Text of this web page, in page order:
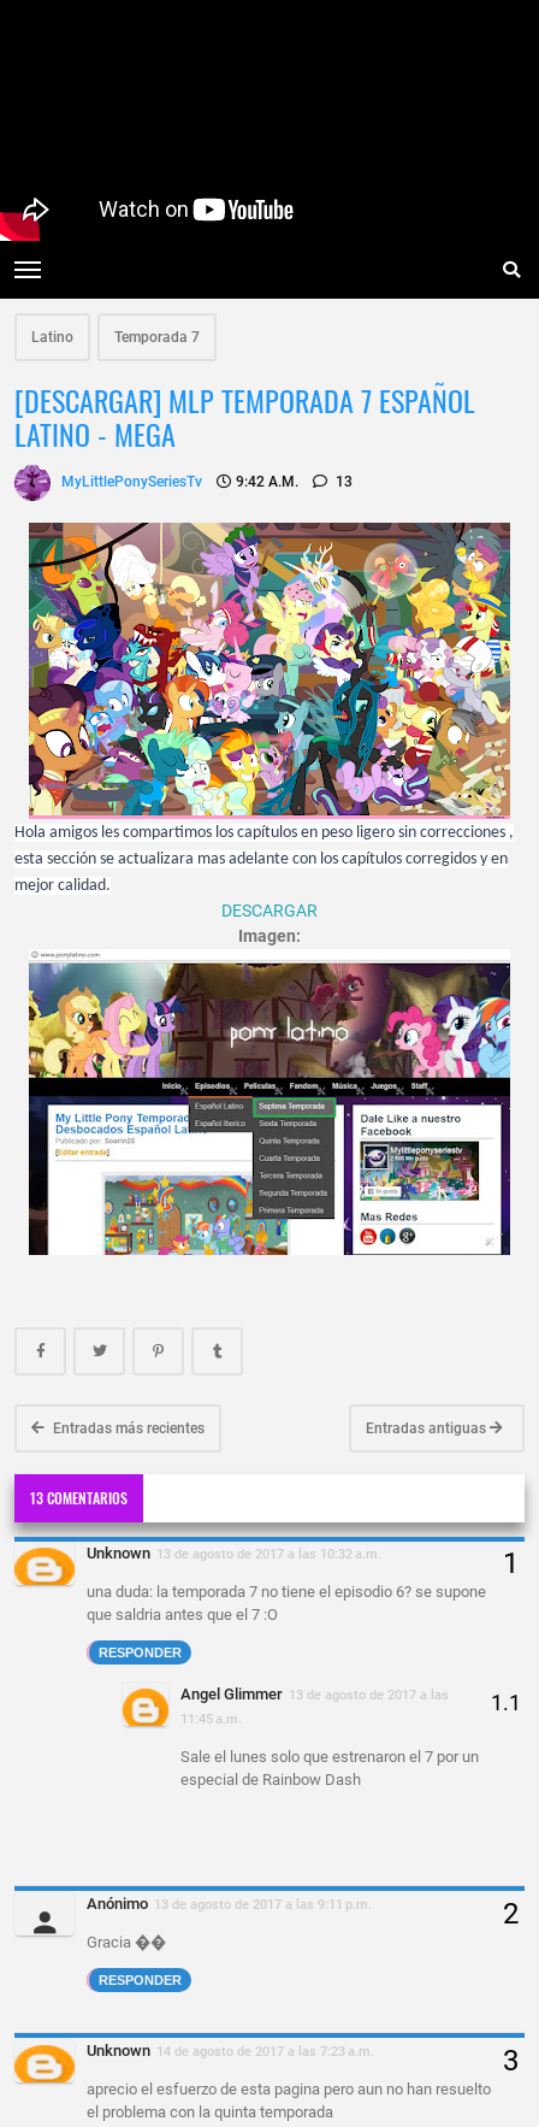
Latino Temporada 7
[DESCARGAR] MLP TEMPORADA 7 ESPAÑOL
LATINO - MEGA
MyLittlePonySeriesTv 9:42 A.m. 13
Hola amigos les compartimos los capítulos en peso ligero sin correcciones ,
esta sección se actualizara mas adelante con los capítulos corregidos y en
mejor calidad.
DESCARGAR
Imagen:
Entradas más recientes Entradas antiguas
13 COMENTARIOS
Unknown 13 de agosto de 2017 a las 10:32 a.m.
una duda: la temporada 7 no tiene el episodio 6? se supone
que saldria antes que el 7 :O
RESPONDER
Angel Glimmer 13 de agosto de 2017 a las
11:45 a.m.
Sale el lunes solo que estrenaron el 7 por un
especial de Rainbow Dash
Anónimo 13 de agosto de 2017 a las 9:11 p.m.
Gracia ��
RESPONDER
Unknown 14 de agosto de 2017 a las 7:23 a.m.
aprecio el esfuerzo de esta pagina pero aun no han resuelto
el problema con la quinta temporada